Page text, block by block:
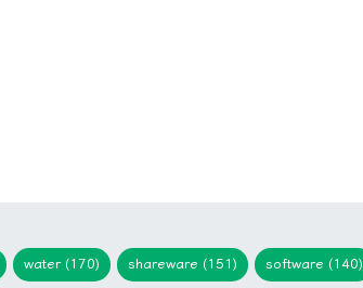
water (170) shareware (151) software (140)